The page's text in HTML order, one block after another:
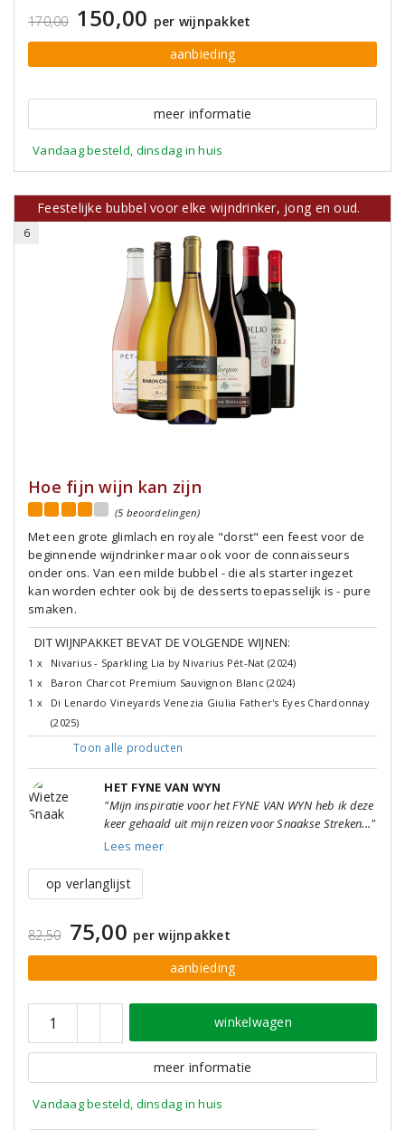
170,00 150,00 per wijnpakket
aanbieding
meer informatie
Vandaag besteld, dinsdag in huis
Feestelijke bubbel voor elke wijndrinker, jong en oud.
6
Hoe fijn wijn kan zijn
(5 beoordelingen)
Met een grote glimlach en royale "dorst" een feest voor de
beginnende wijndrinker maar ook voor de connaisseurs
onder ons. Van een milde bubbel - die als starter ingezet
kan worden echter ook bij de desserts toepasselijk is - pure
smaken.
DIT WIJNPAKKET BEVAT DE VOLGENDE WIJNEN:
1 x
Nivarius - Sparkling Lia by Nivarius Pét-Nat (2024)
1 x
Baron Charcot Premium Sauvignon Blanc (2024)
1 x
Di Lenardo Vineyards Venezia Giulia Father's Eyes Chardonnay
(2025)
Toon alle producten
HET FYNE VAN WYN
"Mijn inspiratie voor het FYNE VAN WYN heb ik deze
keer gehaald uit mijn reizen voor Snaakse Streken..."
Lees meer
op verlanglijst
82,50 75,00 per wijnpakket
aanbieding
winkelwagen
meer informatie
Vandaag besteld, dinsdag in huis